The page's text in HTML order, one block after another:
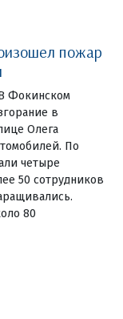
пожар
Фокинском
в
Олега
По
четыре
50 сотрудников
80